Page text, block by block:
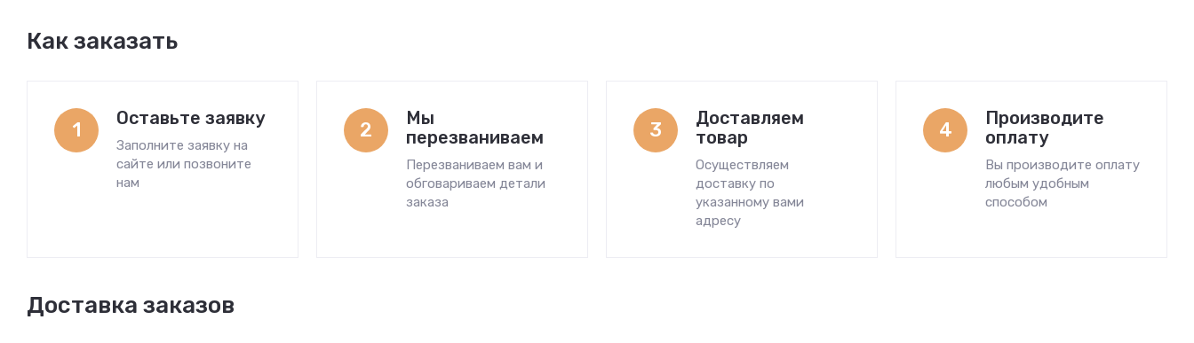
Как заказать
1 Оставьте заявку
Заполните заявку на
сайте или позвоните
нам
2
Мы
перезваниваем
Перезваниваем вам и
обговариваем детали
заказа
3
Доставляем
товар
Осуществляем
доставку по
указанному вами
адресу
4
Производите
оплату
Вы производите оплату
любым удобным
способом
Доставка заказов